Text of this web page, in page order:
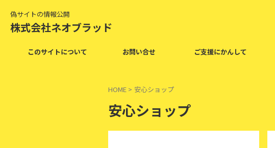
偽サイトの情報公開
株式会社ネオブラッド
このサイトについて お問い合せ ご支援にかんして
HOME > 安心ショップ
安心ショップ